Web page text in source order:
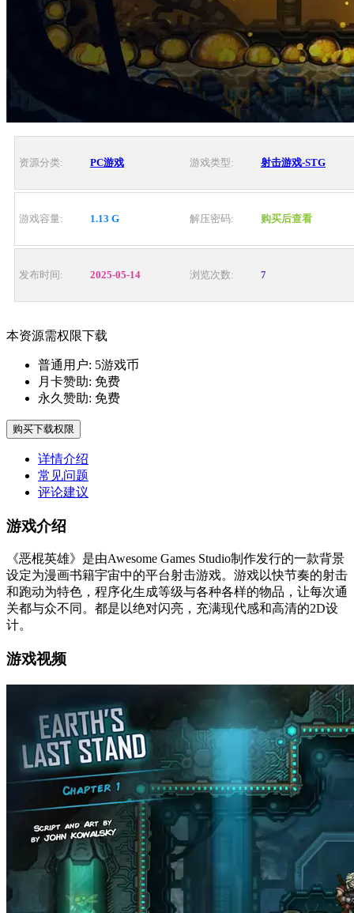
资源分类: PC游戏 游戏类型: 射击游戏-STG
游戏容量: 1.13 G 解压密码: 购买后查看
发布时间: 2025-05-14 浏览次数: 7
本资源需权限下载
普通用户: 5游戏币
月卡赞助: 免费
永久赞助: 免费
购买下载权限
详情介绍
常见问题
评论建议
游戏介绍
《恶棍英雄》是由Awesome Games Studio制作发行的一款背景
设定为漫画书籍宇宙中的平台射击游戏。游戏以快节奏的射击
和跑动为特色，程序化生成等级与各种各样的物品，让每次通
关都与众不同。都是以绝对闪亮，充满现代感和高清的2D设
计。
游戏视频